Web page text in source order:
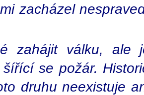
zacházel
zahájit válku, ale
se požár.
druhu neexistuje